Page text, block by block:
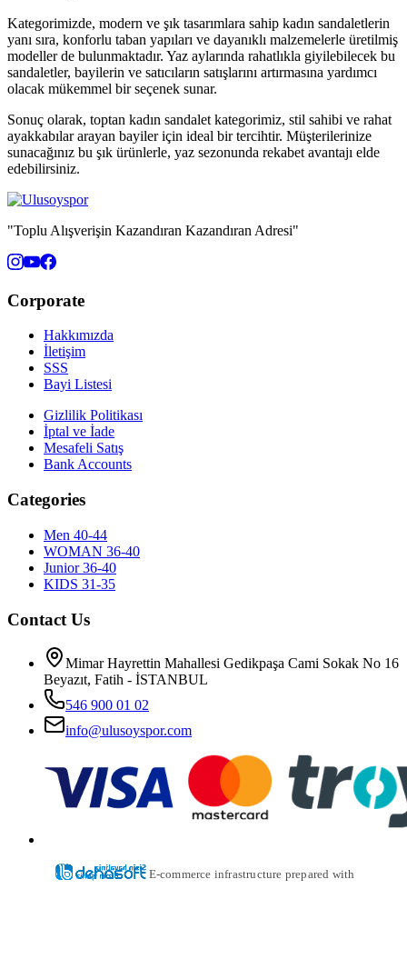
Kategorimizde, modern ve şık tasarımlara sahip kadın sandaletlerin
yanı sıra, konforlu taban yapıları ve dayanıklı malzemelerle üretilmiş
modeller de bulunmaktadır. Yaz aylarında rahatlıkla giyilebilecek bu
sandaletler, bayilerin ve satıcıların satışlarını artırmasına yardımcı
olacak mükemmel bir seçenek sunar.
Sonuç olarak, toptan kadın sandalet kategorimiz, stil sahibi ve rahat
ayakkabılar arayan bayiler için ideal bir tercihtir. Müşterilerinize
sunacağınız bu şık ürünlerle, yaz sezonunda rekabet avantajı elde
edebilirsiniz.
"Toplu Alışverişin Kazandıran Kazandıran Adresi"
Corporate
Hakkımızda
İletişim
SSS
Bayi Listesi
Gizlilik Politikası
İptal ve İade
Mesafeli Satış
Bank Accounts
Categories
Men 40-44
WOMAN 36-40
Junior 36-40
KIDS 31-35
Contact Us
Mimar Hayrettin Mahallesi Gedikpaşa Cami Sokak No 16
Beyazıt, Fatih - İSTANBUL
546 900 01 02
info@ulusoyspor.com
E-commerce infrastructure prepared with